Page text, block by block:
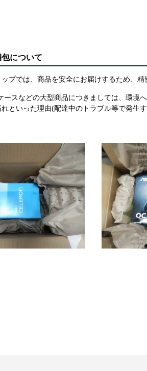
について
プでは、商品を安全にお届けするため、
ースなどの大型商品につきましては、環境
といった理由(配達中のトラブル等で発生